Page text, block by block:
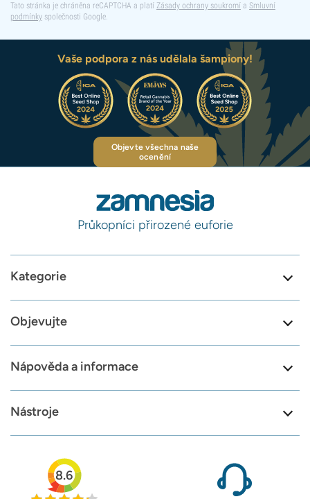
Tato stránka je chráněna reCAPTCHA a platí Zásady ochrany soukromí a Smluvní
podmínky společnosti Google.
Vaše podpora z nás udělala šampiony!
Objevte všechna naše
ocenění
Průkopníci přirozené euforie
Kategorie
Objevujte
Nápověda a informace
Nástroje
8.6